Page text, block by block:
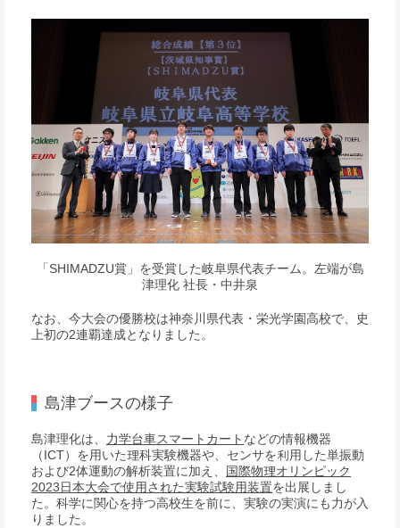
「SHIMADZU賞」を受賞した岐阜県代表チーム。左端が島
津理化 社長・中井泉
なお、今大会の優勝校は神奈川県代表・栄光学園高校で、史
上初の2連覇達成となりました。
島津ブースの様子
島津理化は、 力学台車スマートカート などの情報機器
（ICT）を用いた理科実験機器や、センサを利用した単振動
および2体運動の解析装置に加え、
国際物理オリンピック
2023日本大会で使用された実験試験用装置を出展しまし
た。科学に関心を持つ高校生を前に、実験の実演にも力が入
りました。